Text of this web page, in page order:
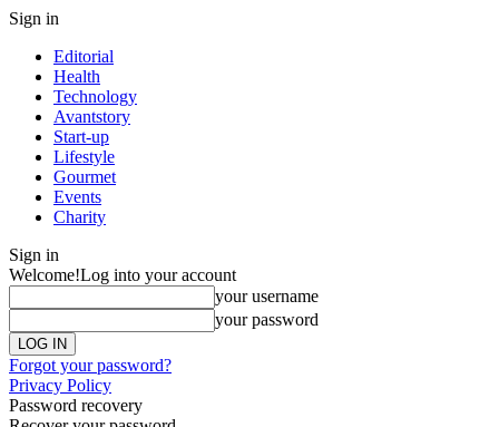
Sign in
Editorial
Health
Technology
Avantstory
Start-up
Lifestyle
Gourmet
Events
Charity
Sign in
Welcome!Log into your account
your username
your password
Forgot your password?
Privacy Policy
Password recovery